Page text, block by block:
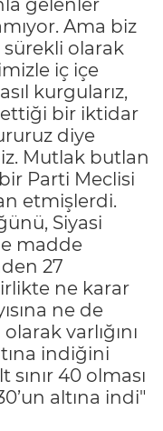
Ama biz
sürekli olarak
iç içe
kurgularız,
bir iktidar
diye
Mutlak butlan
Parti Meclisi
etmişlerdi.
Siyasi
madde
27
ne karar
ne de
varlığını
indiğini
40 olması
altına indi"